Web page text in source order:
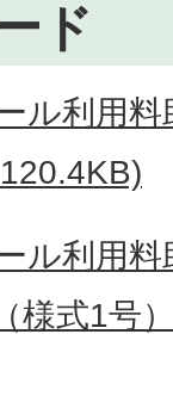
ド
ル利用
ル利用
様式1号